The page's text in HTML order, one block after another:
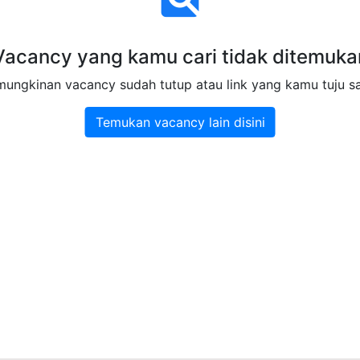
yang kamu cari tidak
vacancy sudah tutup atau link yang kamu tuju
Temukan vacancy lain disini